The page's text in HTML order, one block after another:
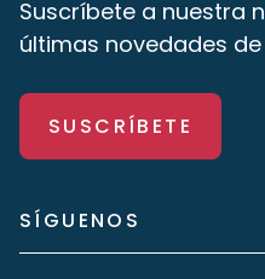
Suscríbete a nuestra
últimas novedades de
SUSCRÍBETE
SÍGUENOS